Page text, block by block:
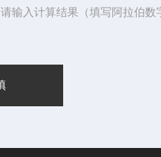
请输入计算结果（填写阿拉伯数